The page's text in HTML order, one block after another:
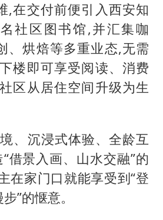
,在交付前便引入西安知
社区图书馆,并汇集咖
、烘焙等多重业态,无需
楼即可享受阅读、消费
区从居住空间升级为生
、沉浸式体验、全龄互
借景入画、山水交融”的
在家门口就能享受到“登
”的惬意。